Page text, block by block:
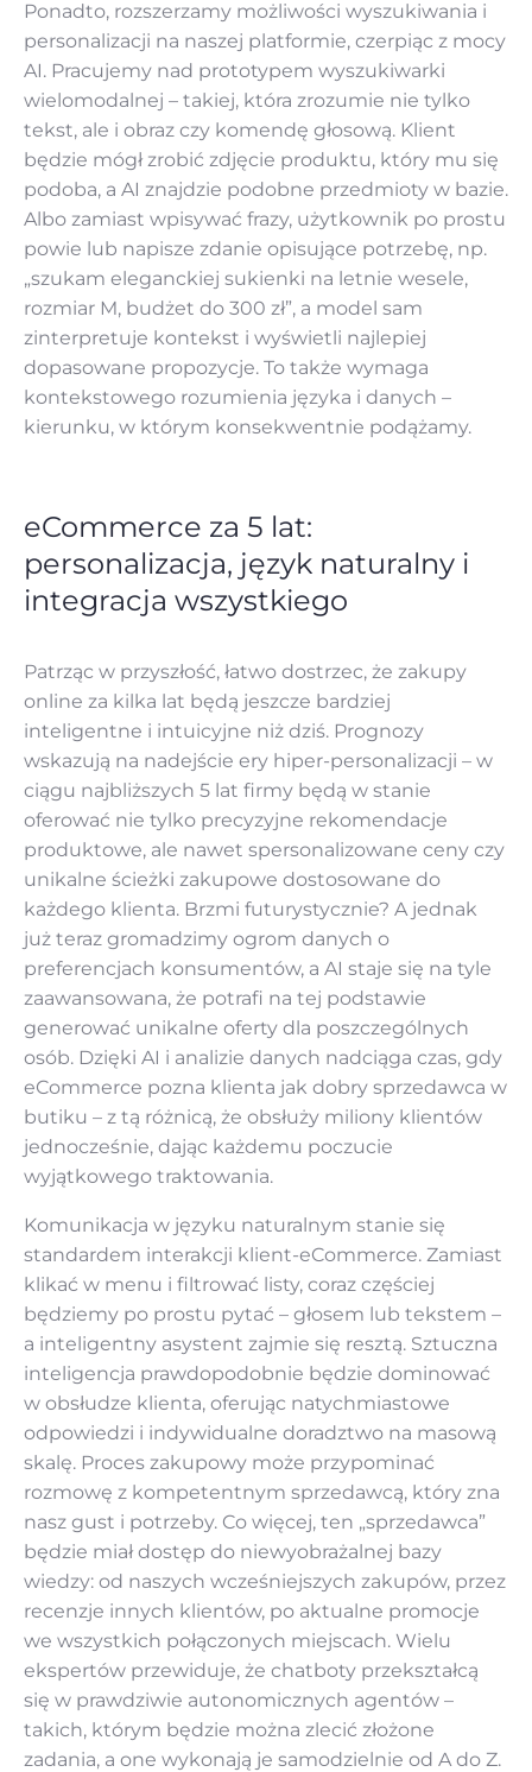
Ponadto, rozszerzamy możliwości wyszukiwania i
personalizacji na naszej platformie, czerpiąc z mocy
AI. Pracujemy nad prototypem wyszukiwarki
wielomodalnej – takiej, która zrozumie nie tylko
tekst, ale i obraz czy komendę głosową. Klient
będzie mógł zrobić zdjęcie produktu, który mu się
podoba, a AI znajdzie podobne przedmioty w bazie.
Albo zamiast wpisywać frazy, użytkownik po prostu
powie lub napisze zdanie opisujące potrzebę, np.
„szukam eleganckiej sukienki na letnie wesele,
rozmiar M, budżet do 300 zł”, a model sam
zinterpretuje kontekst i wyświetli najlepiej
dopasowane propozycje. To także wymaga
kontekstowego rozumienia języka i danych –
kierunku, w którym konsekwentnie podążamy.
eCommerce za 5 lat:
personalizacja, język naturalny i
integracja wszystkiego
Patrząc w przyszłość, łatwo dostrzec, że zakupy
online za kilka lat będą jeszcze bardziej
inteligentne i intuicyjne niż dziś. Prognozy
wskazują na nadejście ery hiper-personalizacji – w
ciągu najbliższych 5 lat firmy będą w stanie
oferować nie tylko precyzyjne rekomendacje
produktowe, ale nawet spersonalizowane ceny czy
unikalne ścieżki zakupowe dostosowane do
każdego klienta. Brzmi futurystycznie? A jednak
już teraz gromadzimy ogrom danych o
preferencjach konsumentów, a AI staje się na tyle
zaawansowana, że potrafi na tej podstawie
generować unikalne oferty dla poszczególnych
osób. Dzięki AI i analizie danych nadciąga czas, gdy
eCommerce pozna klienta jak dobry sprzedawca w
butiku – z tą różnicą, że obsłuży miliony klientów
jednocześnie, dając każdemu poczucie
wyjątkowego traktowania.
Komunikacja w języku naturalnym stanie się
standardem interakcji klient-eCommerce. Zamiast
klikać w menu i filtrować listy, coraz częściej
będziemy po prostu pytać – głosem lub tekstem –
a inteligentny asystent zajmie się resztą. Sztuczna
inteligencja prawdopodobnie będzie dominować
w obsłudze klienta, oferując natychmiastowe
odpowiedzi i indywidualne doradztwo na masową
skalę. Proces zakupowy może przypominać
rozmowę z kompetentnym sprzedawcą, który zna
nasz gust i potrzeby. Co więcej, ten „sprzedawca”
będzie miał dostęp do niewyobrażalnej bazy
wiedzy: od naszych wcześniejszych zakupów, przez
recenzje innych klientów, po aktualne promocje
we wszystkich połączonych miejscach. Wielu
ekspertów przewiduje, że chatboty przekształcą
się w prawdziwie autonomicznych agentów –
takich, którym będzie można zlecić złożone
zadania, a one wykonają je samodzielnie od A do Z.